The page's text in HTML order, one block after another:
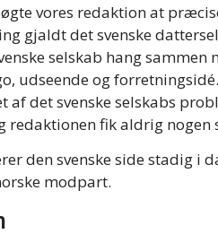
vores redaktion at
gjaldt det svenske
selskab hang
udseende og
af det svenske selskabs
fik aldrig nogen
den svenske side stadig i
modpart.